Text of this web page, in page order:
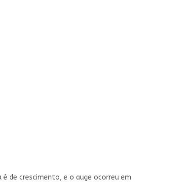
de crescimento, e o auge ocorreu em